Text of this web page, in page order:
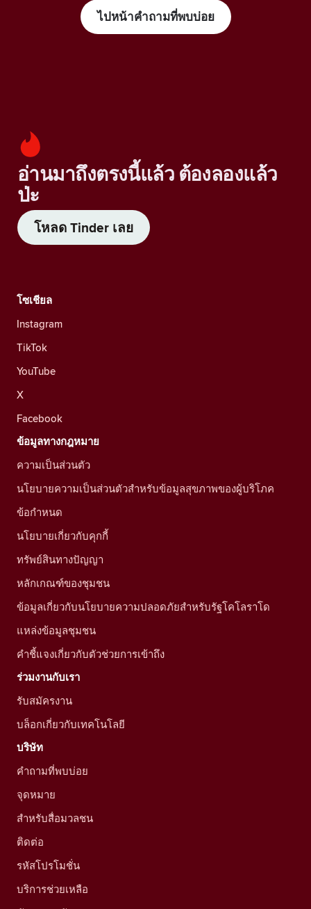
ไปหน้าคำถามที่พบบ่อย
อ่านมาถึงตรงนี้แล้ว ต้องลองแล้ว
ป่ะ
โหลด Tinder เลย
โซเชียล
Instagram
TikTok
YouTube
X
Facebook
ข้อมูลทางกฎหมาย
ความเป็นส่วนตัว
นโยบายความเป็นส่วนตัวสำหรับข้อมูลสุขภาพของผู้บริโภค
ข้อกำหนด
นโยบายเกี่ยวกับคุกกี้
ทรัพย์สินทางปัญญา
หลักเกณฑ์ของชุมชน
ข้อมูลเกี่ยวกับนโยบายความปลอดภัยสำหรับรัฐโคโลราโด
แหล่งข้อมูลชุมชน
คำชี้แจงเกี่ยวกับตัวช่วยการเข้าถึง
ร่วมงานกับเรา
รับสมัครงาน
บล็อกเกี่ยวกับเทคโนโลยี
บริษัท
คำถามที่พบบ่อย
จุดหมาย
สำหรับสื่อมวลชน
ติดต่อ
รหัสโปรโมชั่น
บริการช่วยเหลือ